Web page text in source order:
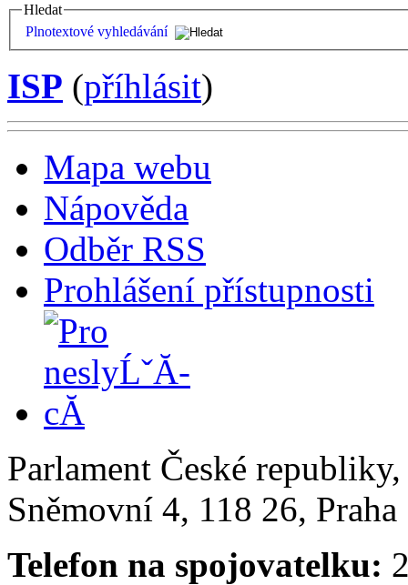
Hledat
Plnotextové vyhledávání
ISP (příhlásit)
Mapa webu
Nápověda
Odběr RSS
Prohlášení přístupnosti
Parlament České
Sněmovní 4, 118 26,
Telefon na spojovatelku: